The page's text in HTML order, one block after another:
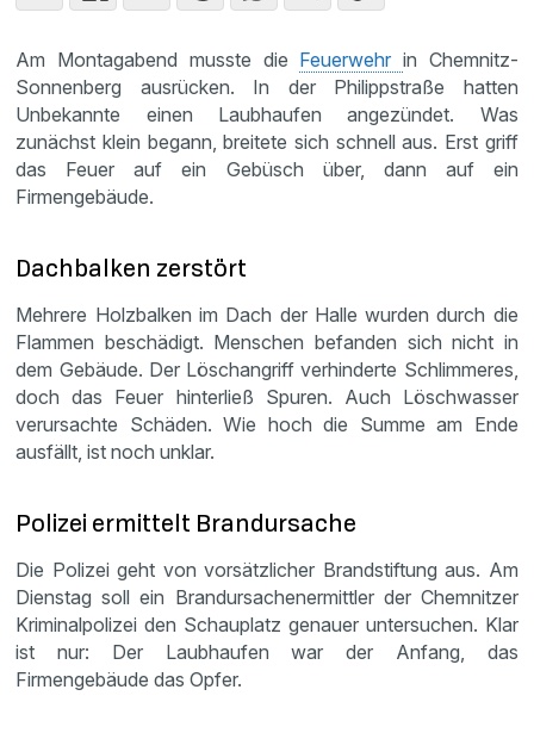
Am Montagabend musste die Feuerwehr in Chemnitz-
Sonnenberg ausrücken. In der Philippstraße hatten
Unbekannte einen Laubhaufen angezündet. Was
zunächst klein begann, breitete sich schnell aus. Erst griff
das Feuer auf ein Gebüsch über, dann auf ein
Firmengebäude.
Dachbalken zerstört
Mehrere Holzbalken im Dach der Halle wurden durch die
Flammen beschädigt. Menschen befanden sich nicht in
dem Gebäude. Der Löschangriff verhinderte Schlimmeres,
doch das Feuer hinterließ Spuren. Auch Löschwasser
verursachte Schäden. Wie hoch die Summe am Ende
ausfällt, ist noch unklar.
Polizei ermittelt Brandursache
Die Polizei geht von vorsätzlicher Brandstiftung aus. Am
Dienstag soll ein Brandursachenermittler der Chemnitzer
Kriminalpolizei den Schauplatz genauer untersuchen. Klar
ist nur: Der Laubhaufen war der Anfang, das
Firmengebäude das Opfer.